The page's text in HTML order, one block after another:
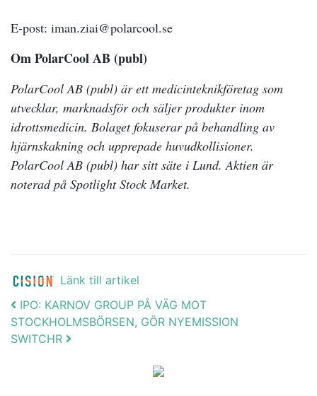
E-post: iman.ziai@polarcool.se
Om PolarCool AB (publ)
PolarCool AB (publ) är ett medicinteknikföretag som
utvecklar, marknadsför och säljer produkter inom
idrottsmedicin. Bolaget fokuserar på behandling av
hjärnskakning och upprepade huvudkollisioner.
PolarCool AB (publ) har sitt säte i Lund. Aktien är
noterad på Spotlight Stock Market.
Länk till artikel
Post navigation
IPO: KARNOV GROUP PÅ VÄG MOT
STOCKHOLMSBÖRSEN, GÖR NYEMISSION
SWITCHR